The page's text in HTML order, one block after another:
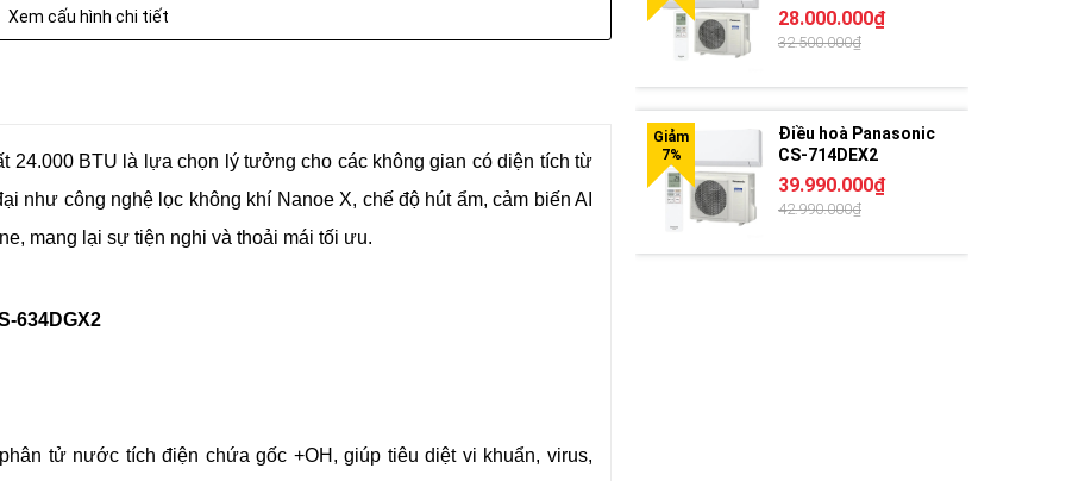
6,4 kW)
9,4 kW)
Xem cấu hình chi tiết
24.000 BTU là lựa chọn lý tưởng cho các không gian có diện tích từ
như công nghệ lọc không khí Nanoe X, chế độ hút ẩm, cảm biến AI
mang lại sự tiện nghi và thoải mái tối ưu.
634DGX2
tử nước tích điện chứa gốc +OH, giúp tiêu diệt vi khuẩn, virus,
28.000.000₫
32.500.000₫
Điều hoà Panasonic
CS-714DEX2
39.990.000₫
42.990.000₫